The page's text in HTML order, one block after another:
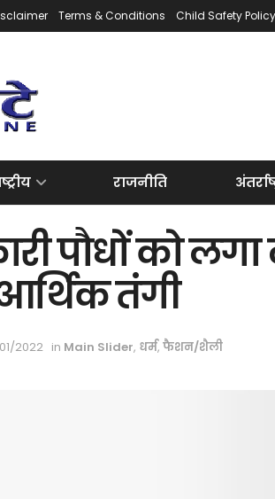
Terms & Conditions Child Safety Policy
राजनीति
पौधों को
तंगी
2022 in Main Slider, धर्म, फैशन/शैली